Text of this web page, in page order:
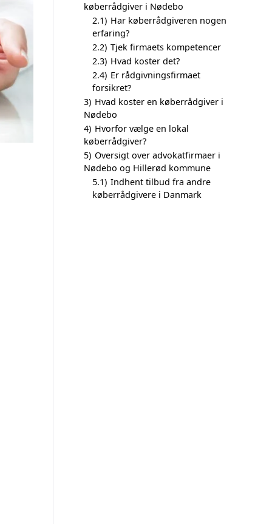
køberrådgiver i Nødebo
2.1) Har køberrådgiveren nogen
erfaring?
2.2) Tjek firmaets kompetencer
2.3) Hvad koster det?
2.4) Er rådgivningsfirmaet
forsikret?
3) Hvad koster en køberrådgiver i
Nødebo
4) Hvorfor vælge en lokal
køberrådgiver?
5) Oversigt over advokatfirmaer i
Nødebo og Hillerød kommune
5.1) Indhent tilbud fra andre
køberrådgivere i Danmark